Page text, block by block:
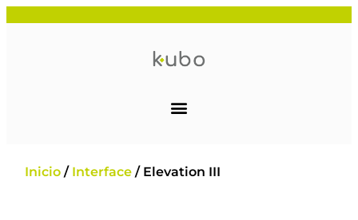
Inicio / Interface / Elevation III